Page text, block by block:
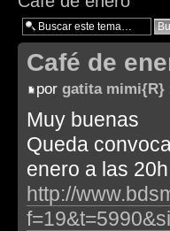
Café de
por gatita mimi{R}
Muy buenas
Queda
enero a las
http://